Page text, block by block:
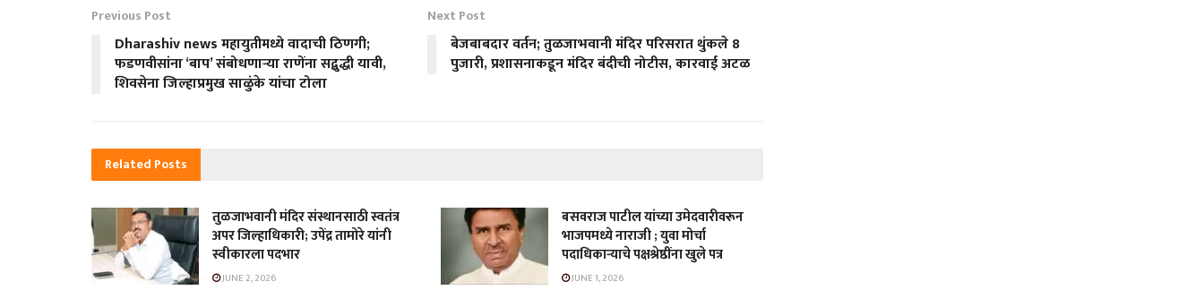
Previous Post
Dharashiv news महायुतीमध्ये वादाची ठिणगी;
फडणवीसांना ‘बाप’ संबोधणाऱ्या राणेंना सद्बुद्धी यावी,
शिवसेना जिल्हाप्रमुख साळुंके यांचा टोला
Next Post
बेजबाबदार वर्तन; तुळजाभवानी मंदिर परिसरात थुंकले 8
पुजारी, प्रशासनाकडून मंदिर बंदीची नोटीस, कारवाई अटळ
Related Posts
तुळजाभवानी मंदिर संस्थानसाठी स्वतंत्र
अपर जिल्हाधिकारी; उपेंद्र तामोरे यांनी
स्वीकारला पदभार
JUNE 2, 2026
बसवराज पाटील यांच्या उमेदवारीवरून
भाजपमध्ये नाराजी ; युवा मोर्चा
पदाधिकाऱ्याचे पक्षश्रेष्ठींना खुले पत्र
JUNE 1, 2026